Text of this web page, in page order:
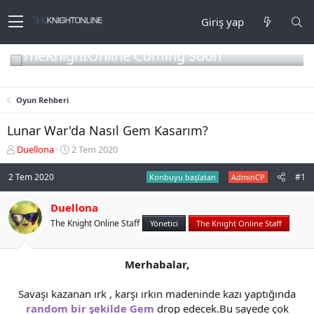
Giriş yap
TheKnightOnline Coming Soon
Oyun Rehberi
Lunar War'da Nasıl Gem Kasarım?
K
o
n
u
y
u
b
a
t
Duellona
B
a
n
g
ç
i
2 Tem 2020
2 Tem 2020 Konbuyu başlatan AdminCP #1
Duellona
The Knight Online Staff Yönetici The Knight Online Staff
Merhabalar,
Savaşı kazanan ırk , karşı ırkın madeninde kazı yaptığında
random bir şekilde Gem drop edecek.Bu sayede çok